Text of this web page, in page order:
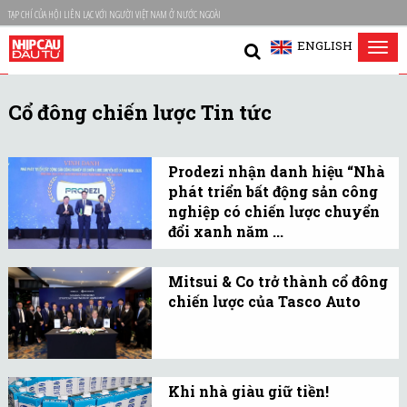
TẠP CHÍ CỦA HỘI LIÊN LẠC VỚI NGƯỜI VIỆT NAM Ở NƯỚC NGOÀI
ENGLISH
Cổ đông chiến lược Tin tức
Prodezi nhận danh hiệu “Nhà
phát triển bất động sản công
nghiệp có chiến lược chuyển
đổi xanh năm ...
Đây đồng thời là minh
chứng cho cam kết của
doanh nghiệp trong việc
xanh, vận hành thông
minh.
Mitsui & Co trở thành cổ đông
chiến lược của Tasco Auto
Nhật Bản đã chính thức
trở thành cổ đông chiến
Khi nhà giàu giữ tiền!